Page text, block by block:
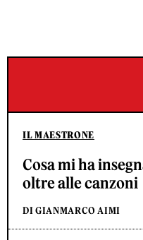
IL MAESTRONE
Cosa mi ha
oltre alle canzoni
DI GIANMARCO AIMI